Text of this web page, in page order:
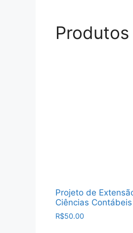
Projeto de
Ciências Contábeis
R$50.00